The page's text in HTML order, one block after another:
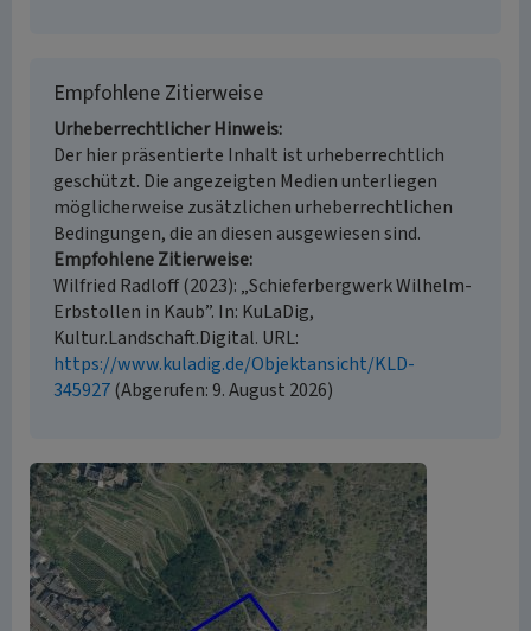
Empfohlene Zitierweise
Urheberrechtlicher Hinweis
Der hier präsentierte Inhalt ist urheberrechtlich
geschützt. Die angezeigten Medien unterliegen
möglicherweise zusätzlichen urheberrechtlichen
Bedingungen, die an diesen ausgewiesen sind.
Empfohlene Zitierweise
Wilfried Radloff (2023): „Schieferbergwerk Wilhelm-
Erbstollen in Kaub”. In: KuLaDig,
Kultur.Landschaft.Digital. URL:
https://www.kuladig.de/Objektansicht/KLD-
345927(Abgerufen: 9. August 2026)